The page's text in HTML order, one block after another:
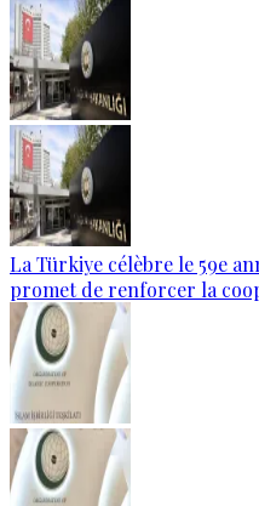
La Türkiye célèbre le 59e
promet de renforcer la